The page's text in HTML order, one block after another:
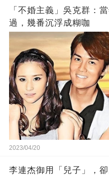
「不婚主義」吳克群：
過，幾番沉浮成糊咖
2023/04/20
李連杰御用「兒子」，